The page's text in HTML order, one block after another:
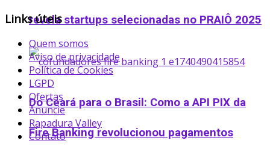
revela startups selecionadas no PRAIÔ 2025
Do Ceará para o Brasil: Como a API PIX da
Fire Banking revolucionou pagamentos
Links úteis
Quem somos
Aviso de privacidade
Política de Cookies
LGPD
Ofertas
Anuncie
Rapadura Valley
Contato